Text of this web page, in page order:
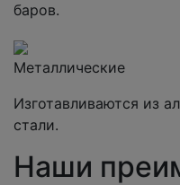
баров.
Металлические
Изготавливаются из
стали.
Наши